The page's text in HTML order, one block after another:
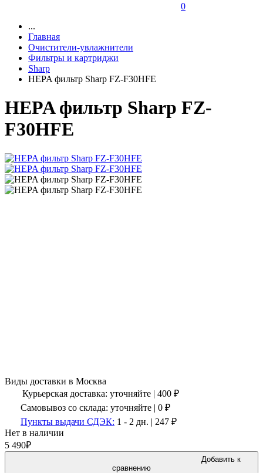
0
...
Главная
Очистители-увлажнители
Фильтры и картриджи
Sharp
HEPA фильтр Sharp FZ-F30HFE
HEPA фильтр Sharp FZ-
F30HFE
Виды доставки в Москва
Курьерская доставка: уточняйте | 400 ₽
Самовывоз со склада: уточняйте | 0 ₽
Пункты выдачи СДЭК: 1 - 2 дн. | 247 ₽
Нет в наличии
5 490₽
Добавить к
сравнению